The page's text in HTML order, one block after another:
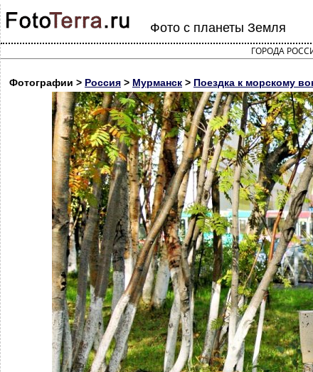
Фото с планеты Земля
ГОРОДА
Фотографии > Россия > Мурманск > Поездка к морскому